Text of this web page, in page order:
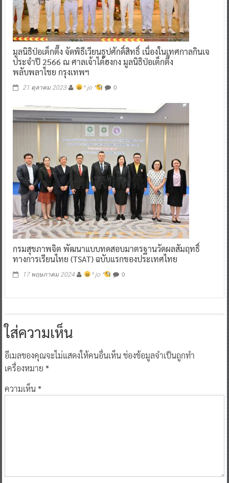
มูลนิธิป่อเต็กตึ๊ง จัดพิธีเวียนธูปศักดิ์สิทธิ์ เนื่องในเทศกาลกินเจ
ประจำปี 2566 ณ ศาลเจ้าไต้ฮงกง มูลนิธิป่อเต็กตึ๊ง
พลับพลาไชย กรุงเทพฯ
21 ตุลาคม 2023 ^ jo ^ 0
กรมสุขภาพจิต พัฒนาแบบทดสอบมาตรฐานวัดผลสัมฤทธิ์
ทางการเรียนไทย (TSAT) ฉบับแรกของประเทศไทย
17 พฤษภาคม 2024 ^ jo ^ 0
ใส่ความเห็น
อีเมลของคุณจะไม่แสดงให้คนอื่นเห็นช่องข้อมูลจำเป็นถูกทำ
เครื่องหมาย *
ความเห็น*